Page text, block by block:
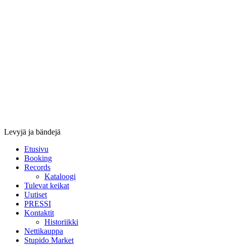
Levyjä ja bändejä
Etusivu
Booking
Records
Kataloogi
Tulevat keikat
Uutiset
PRESSI
Kontaktit
Historiikki
Nettikauppa
Stupido Market